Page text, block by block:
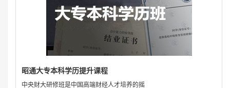
昭通大专本科学历提升课程
中央财大研修班是中国高端财经人才培养的摇